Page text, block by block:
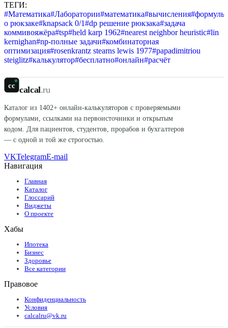
ТЕГИ:
#Математика#Лаборатории#математика#вычисления#формулы
о рюкзаке#knapsack 0/1#dp решение рюкзака#задача
коммивояжёра#tsp#held karp 1962#nearest neighbor heuristic#lin
kernighan#np-полные задачи#комбинаторная
оптимизация#rosenkrantz stearns lewis 1977#papadimitriou
steiglitz#калькулятор#бесплатно#онлайн#расчёт
cc calcal.ru
Каталог из 1402+ онлайн-калькуляторов с проверяемыми
формулами, ссылками на первоисточники и открытым
кодом. Для пациентов, студентов, прорабов и бухгалтеров
— с одной и той же строгостью.
VKTelegramE-mail
Навигация
Главная
Каталог
Глоссарий
Виджеты
О проекте
Хабы
Ипотека
Бизнес
Здоровье
Все категории
Правовое
Конфиденциальность
Условия
calcalru@vk.ru